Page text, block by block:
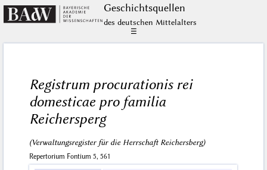
Geschichts­quellen
des deutschen Mittelalters
☰
Registrum procurationis rei
domesticae pro familia
Reichersperg
(Verwaltungsregister für die Herrschaft Reichersberg)
Repertorium Fontium 5, 561